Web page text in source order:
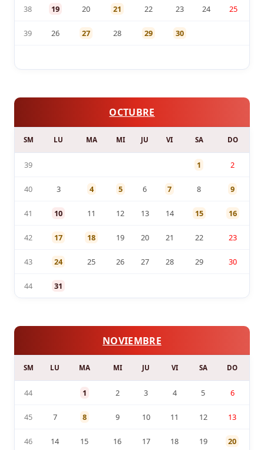
38 19 20 21 22 23 24 25
39 26 27 28 29 30
OCTUBRE
SM LU MA MI JU VI SA DO
39 1 2
40 3 4 5 6 7 8 9
41 10 11 12 13 14 15 16
42 17 18 19 20 21 22 23
43 24 25 26 27 28 29 30
44 31
NOVIEMBRE
SM LU MA MI JU VI SA DO
44 1 2 3 4 5 6
45 7 8 9 10 11 12 13
46 14 15 16 17 18 19 20